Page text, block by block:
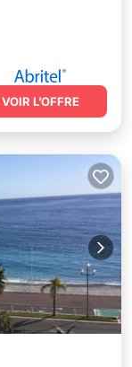
VOIR L’OFFRE